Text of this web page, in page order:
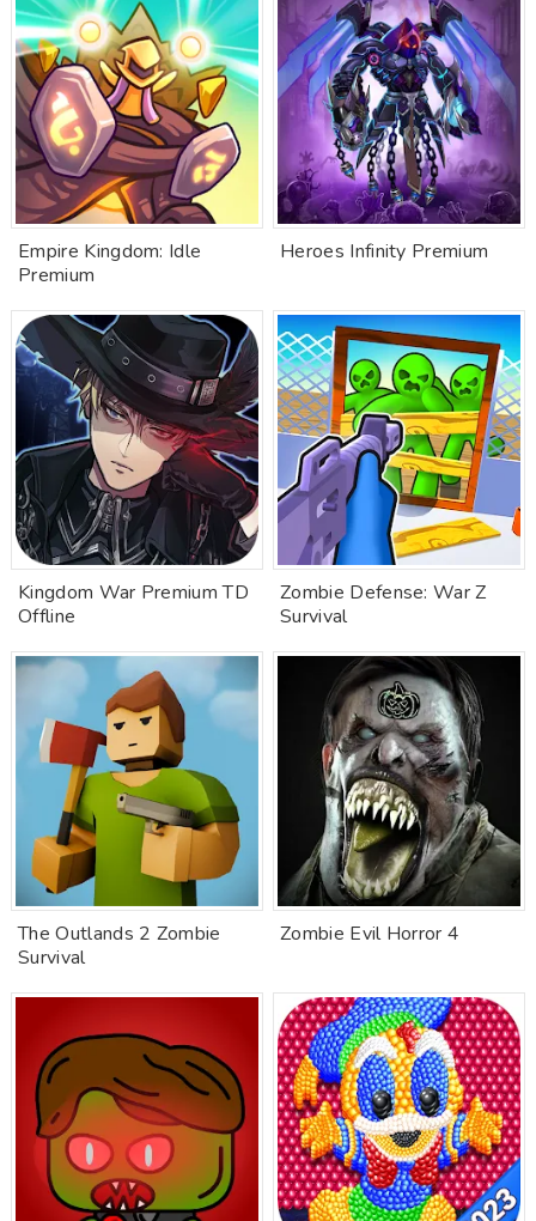
Empire Kingdom: Idle
Premium
Heroes Infinity Premium
Kingdom War Premium TD
Offline
Zombie Defense: War Z
Survival
The Outlands 2 Zombie
Survival
Zombie Evil Horror 4